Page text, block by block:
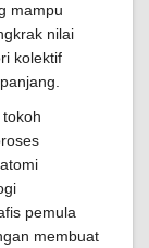
mampu
nilai
kolektif
pemula
membuat